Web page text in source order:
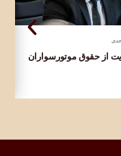
از حقوق موتورسواران